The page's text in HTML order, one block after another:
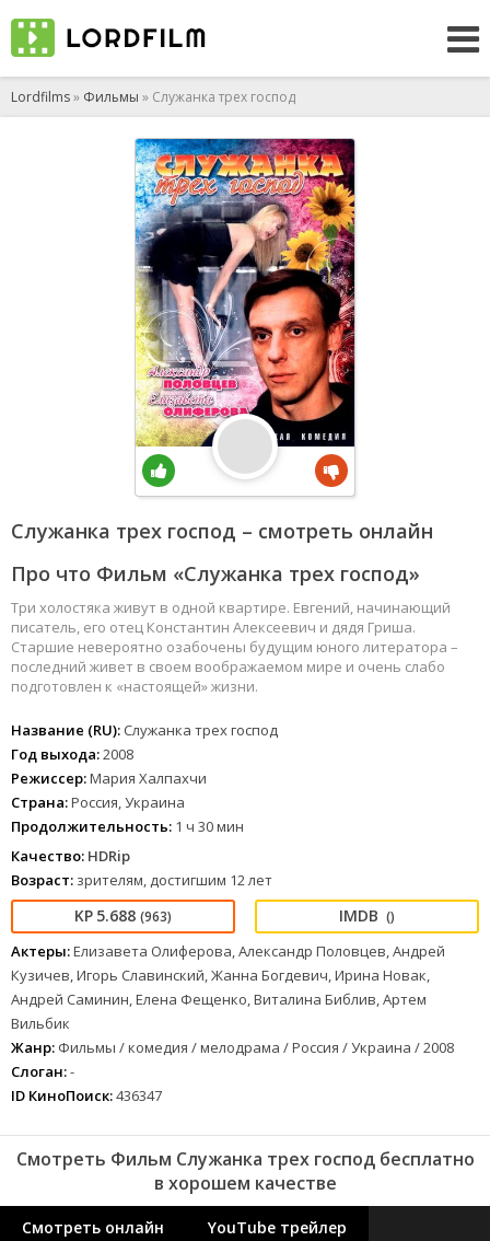
Lordfilms» Фильмы » Служанка трех господ
Служанка трех господ – смотреть онлайн
Про что Фильм «Служанка трех господ»
Три холостяка живут в одной квартире. Евгений, начинающий
писатель, его отец Константин Алексеевич и дядя Гриша.
Старшие невероятно озабочены будущим юного литератора –
последний живет в своем воображаемом мире и очень слабо
подготовлен к «настоящей» жизни.
Название (RU): Служанка трех господ
Год выхода:2008
Режиссер:Мария Халпахчи
Страна:Россия, Украина
Продолжительность: 1 ч 30 мин
Качество: HDRip
Возраст: зрителям, достигшим 12 лет
5.688 (963) ()
Актеры:Елизавета Олиферова, Александр Половцев, Андрей
Кузичев, Игорь Славинский, Жанна Богдевич, Ирина Новак,
Андрей Саминин, Елена Фещенко, Виталина Библив, Артем
Вильбик
Жанр: Фильмы / комедия / мелодрама / Россия / Украина / 2008
Слоган:-
ID КиноПоиск:436347
Смотреть Фильм Служанка трех господ бесплатно
в хорошем качестве
Смотреть онлайн YouTube трейлер